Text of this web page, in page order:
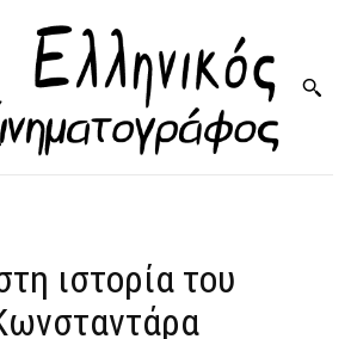
ιστορία του